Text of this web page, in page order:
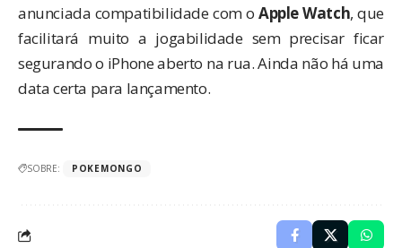
anunciada compatibilidade com o Apple Watch, que
facilitará muito a jogabilidade sem precisar ficar
segurando o iPhone aberto na rua. Ainda não há uma
data certa para lançamento.
SOBRE: POKEMONGO